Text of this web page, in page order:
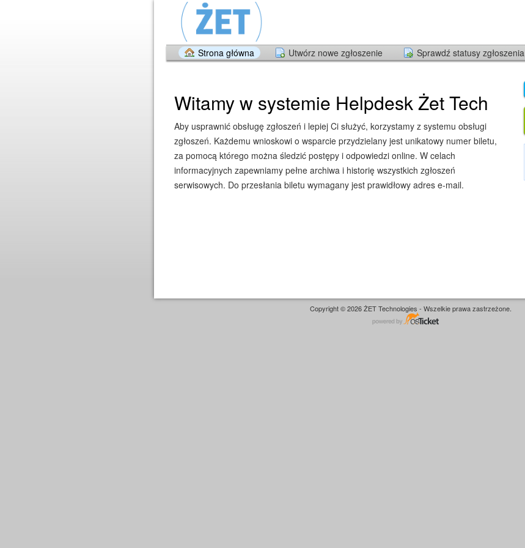
Strona główna Utwórz nowe zgłoszenie Sprawdź statusy zgłoszenia
Witamy w systemie Helpdesk Żet Tech
Aby usprawnić obsługę zgłoszeń i lepiej Ci służyć, korzystamy z systemu obsługi
zgłoszeń. Każdemu wnioskowi o wsparcie przydzielany jest unikatowy numer biletu,
za pomocą którego można śledzić postępy i odpowiedzi online. W celach
informacyjnych zapewniamy pełne archiwa i historię wszystkich zgłoszeń
serwisowych. Do przesłania biletu wymagany jest prawidłowy adres e-mail.
Copyright © 2026 ŻET Technologies - Wszelkie prawa zastrzeżone.